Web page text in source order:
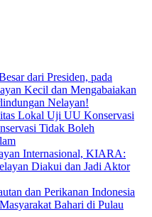
dari Presiden, pada
Kecil dan Mengabaiakan
Nelayan!
Lokal Uji UU Konservasi
Tidak Boleh
Internasional, KIARA:
Diakui dan Jadi Aktor
dan Perikanan Indonesia
Bahari di Pulau